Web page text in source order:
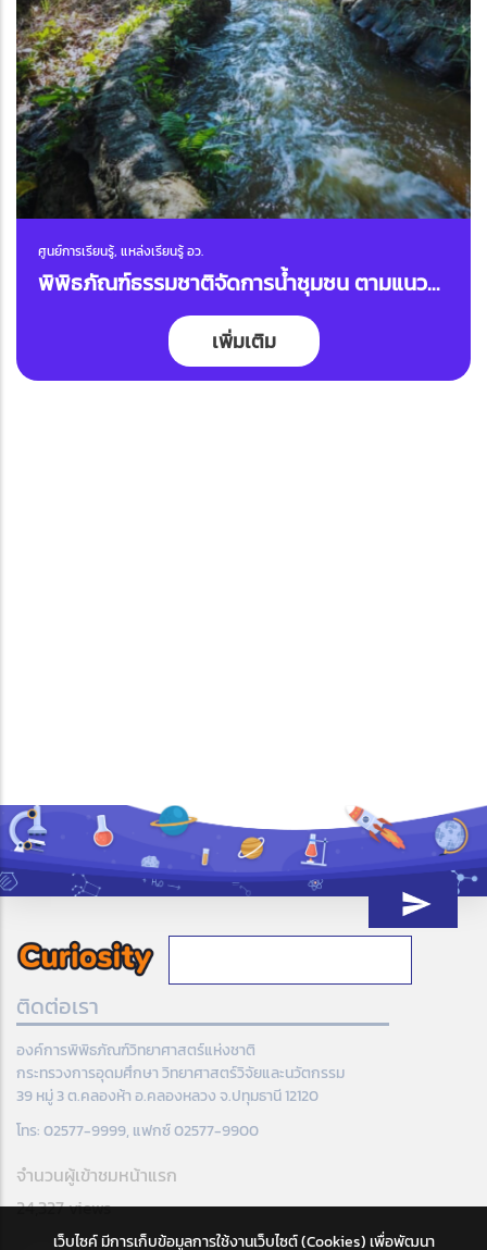
ศูนย์การเรียนรู้, แหล่งเรียนรู้ อว.
พิพิธภัณฑ์ธรรมชาติจัดการน้ำชุมชน ตามแนว
พระราชดำริชุมชนบ้านเมืองกลาง
เพิ่มเติม
ติดต่อเรา
องค์การพิพิธภัณฑ์วิทยาศาสตร์แห่งชาติ
กระทรวงการอุดมศึกษา วิทยาศาสตร์วิจัยและนวัตกรรม
39 หมู่ 3 ต.คลองห้า อ.คลองหลวง จ.ปทุมธานี 12120
โทร: 02577-9999, แฟกซ์ 02577-9900
จำนวนผู้เข้าชมหน้าแรก
24,327 views
เว็บไซค์ มีการเก็บข้อมูลการใช้งานเว็บไซต์ (Cookies) เพื่อพัฒนา